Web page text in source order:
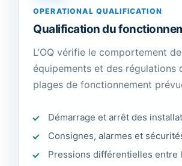
OPERATIONAL QUALIFICATION
Qualification du
L’OQ vérifie le comportement
équipements et des régulations
plages de fonctionnement
Démarrage et arrêt des
Consignes, alarmes et
Pressions différentielles entre